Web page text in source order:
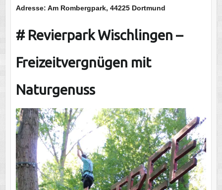
Adresse: Am Rombergpark, 44225 Dortmund
# Revierpark Wischlingen –
Freizeitvergnügen mit
Naturgenuss